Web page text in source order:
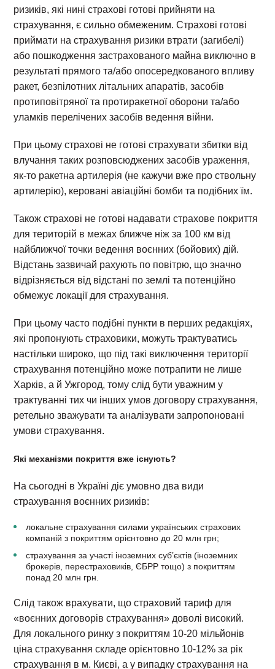
ризиків, які нині страхові готові прийняти на
страхування, є сильно обмеженим. Страхові готові
приймати на страхування ризики втрати (загибелі)
або пошкодження застрахованого майна виключно в
результаті прямого та/або опосередкованого впливу
ракет, безпілотних літальних апаратів, засобів
протиповітряної та протиракетної оборони та/або
уламків перелічених засобів ведення війни.
При цьому страхові не готові страхувати збитки від
влучання таких розповсюджених засобів ураження,
як-то ракетна артилерія (не кажучи вже про ствольну
артилерію), керовані авіаційні бомби та подібних їм.
Також страхові не готові надавати страхове покриття
для територій в межах ближче ніж за 100 км від
найближчої точки ведення воєнних (бойових) дій.
Відстань зазвичай рахують по повітрю, що значно
відрізняється від відстані по землі та потенційно
обмежує локації для страхування.
При цьому часто подібні пункти в перших редакціях,
які пропонують страховики, можуть трактуватись
настільки широко, що під такі виключення території
страхування потенційно може потрапити не лише
Харків, а й Ужгород, тому слід бути уважним у
трактуванні тих чи інших умов договору страхування,
ретельно зважувати та аналізувати запропоновані
умови страхування.
Які механізми покриття вже існують?
На сьогодні в Україні діє умовно два види
страхування воєнних ризиків:
локальне страхування силами українських страхових
компаній з покриттям орієнтовно до 20 млн грн;
страхування за участі іноземних суб’єктів (іноземних
брокерів, перестраховиків, ЄБРР тощо) з покриттям
понад 20 млн грн.
Слід також врахувати, що страховий тариф для
«воєнних договорів страхування» доволі високий.
Для локального ринку з покриттям 10-20 мільйонів
ціна страхування складе орієнтовно 10-12% за рік
страхування в м. Києві, а у випадку страхування на